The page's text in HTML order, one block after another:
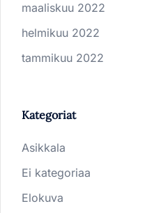
maaliskuu 2022
helmikuu 2022
tammikuu 2022
Kategoriat
Asikkala
Ei kategoriaa
Elokuva